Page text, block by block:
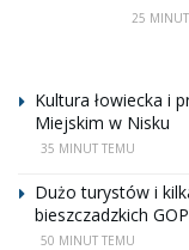
25
Kultura łowiecka i
Miejskim w Nisku
35 MINUT TEMU
Dużo turystów i
bieszczadzkich
50 MINUT TEMU